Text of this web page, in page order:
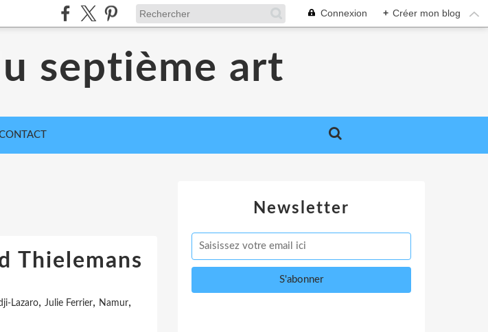
Connexion + Créer mon blog
septième art
Thielemans
Lazaro, Julie Ferrier, Namur,
Newsletter